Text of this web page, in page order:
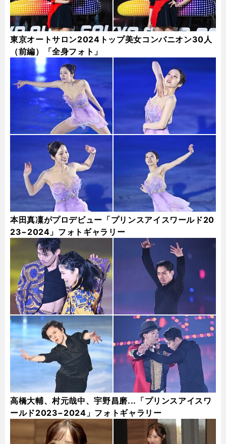
東京オートサロン2024トップ美女コンパニオン30人
（前編）「全身フォト」
本田真凜がプロデビュー「プリンスアイスワールド20
23−2024」フォトギャラリー
高橋大輔、村元哉中、宇野昌磨...「プリンスアイスワ
ールド2023−2024」フォトギャラリー